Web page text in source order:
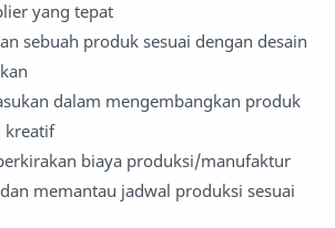
yang tepat
sebuah produk sesuai dengan desain
dalam mengembangkan produk
kreatif
biaya produksi/manufaktur
memantau jadwal produksi sesuai